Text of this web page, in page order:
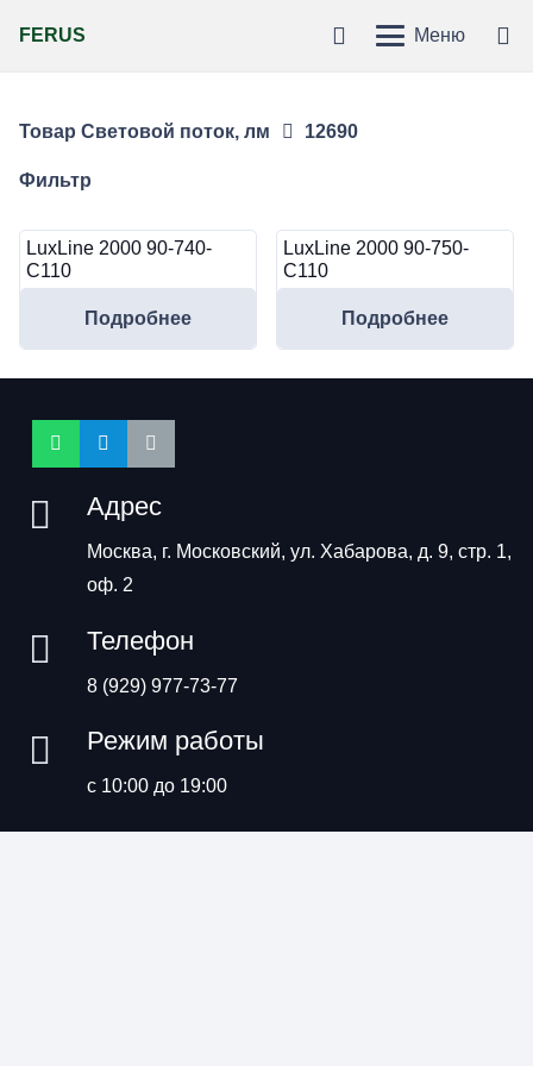
FERUS Меню
Товар Световой поток, лм 12690
Фильтр
LuxLine 2000 90-740-
C110
Подробнее
LuxLine 2000 90-750-
C110
Подробнее
Адрес
Москва, г. Московский, ул. Хабарова, д. 9, стр. 1,
оф. 2
Телефон
8 (929) 977-73-77
Режим работы
с 10:00 до 19:00